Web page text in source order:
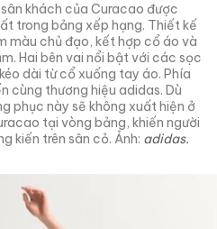
khách của Curacao được
trong bảng xếp hạng. Thiết kế
màu chủ đạo, kết hợp cổ áo và
Hai bên vai nổi bật với các sọc
dài từ cổ xuống tay áo. Phía
cùng thương hiệu adidas. Dù
phục này sẽ không xuất hiện ở
tại vòng bảng, khiến người
kiến trên sân cỏ. Ảnh: adidas.